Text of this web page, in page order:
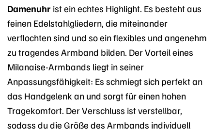
Damenuhr ist ein echtes Highlight. Es besteht aus
feinen Edelstahlgliedern, die miteinander
verflochten sind und so ein flexibles und angenehm
zu tragendes Armband bilden. Der Vorteil eines
Milanaise-Armbands liegt in seiner
Anpassungsfähigkeit: Es schmiegt sich perfekt an
das Handgelenk an und sorgt für einen hohen
Tragekomfort. Der Verschluss ist verstellbar,
sodass du die Größe des Armbands individuell